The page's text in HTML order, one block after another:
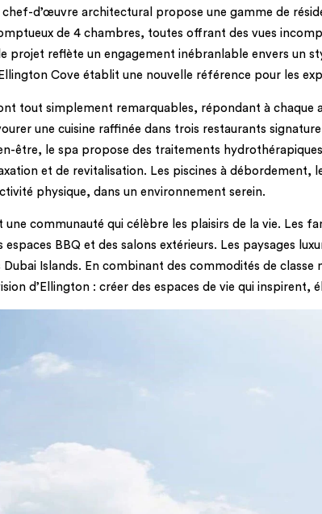
d’œuvre architectural propose une gamme de
de 4 chambres, toutes offrant des vues
projet reflète un engagement inébranlable envers un
Cove établit une nouvelle référence pour les
tout simplement remarquables, répondant à chaque
une cuisine raffinée dans trois restaurants
être, le spa propose des traitements
et de revitalisation. Les piscines à débordement,
physique, dans un environnement serein.
une communauté qui célèbre les plaisirs de la vie. Les
BBQ et des salons extérieurs. Les paysages
Islands. En combinant des commodités de
d’Ellington : créer des espaces de vie qui inspirent,